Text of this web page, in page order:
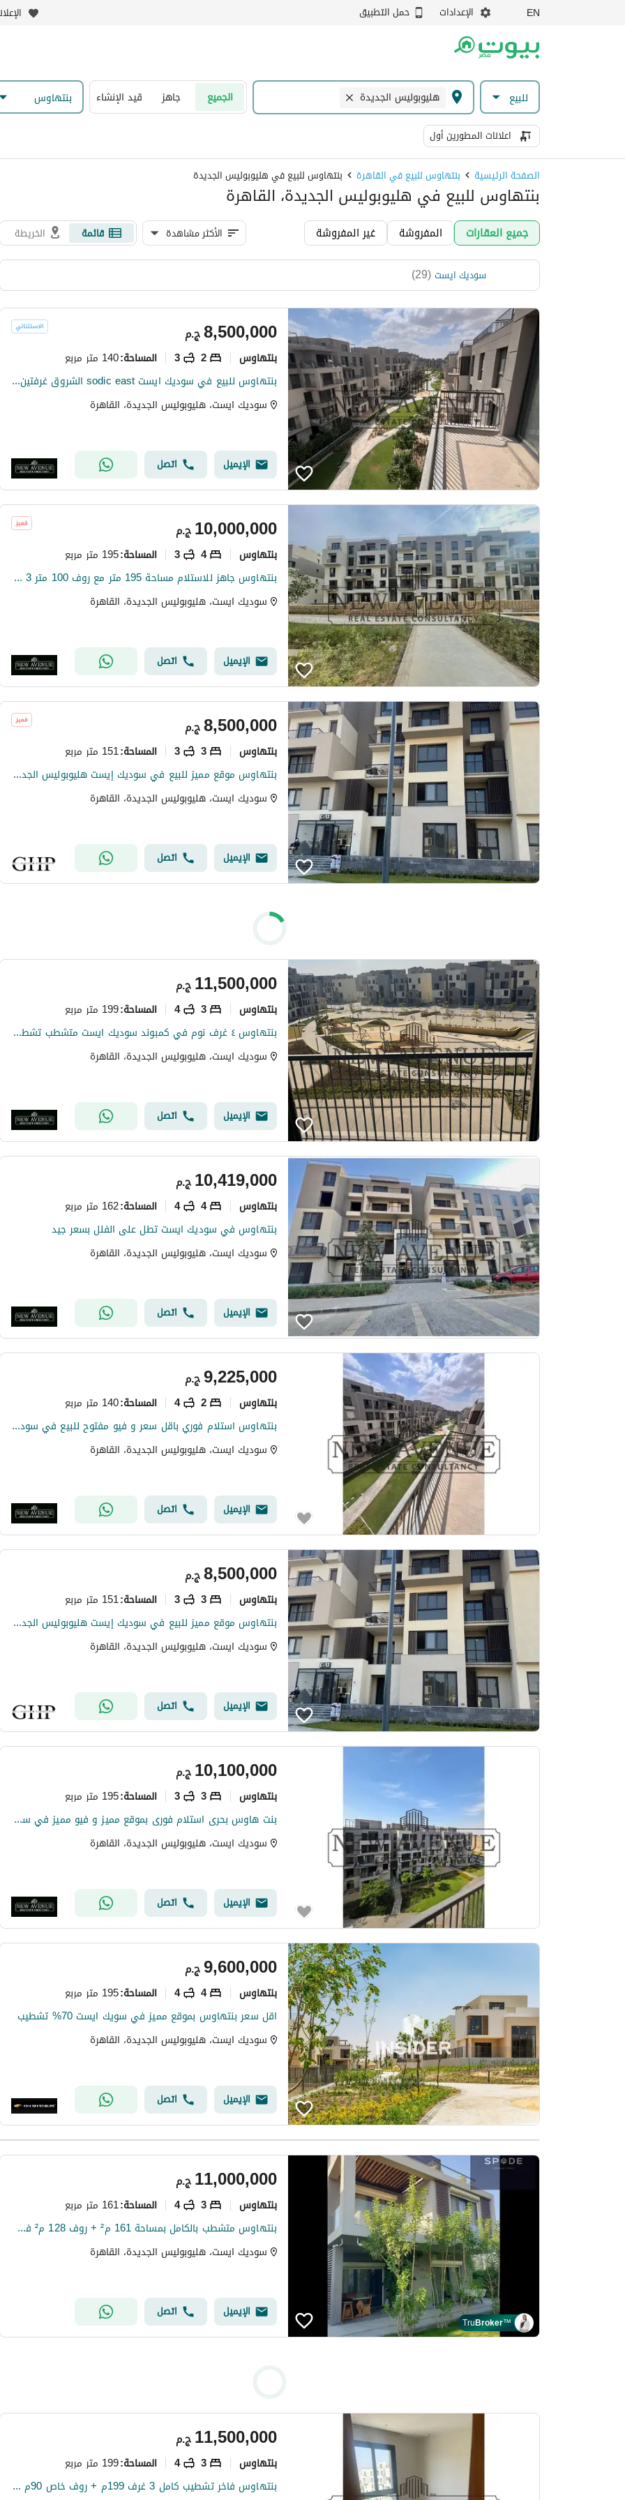
EN الإعدادات حمل التطبيق
للبيع هليوبوليس الجديدة الجميع جاهز قيد الإنشاء بنتهاوس
اعلانات المطورين أول
الصفحة الرئيسية بنتهاوس للبيع في القاهرة بنتهاوس للبيع في هليوبوليس الجديدة
بنتهاوس للبيع في هليوبوليس الجديدة، القاهرة
جميع العقارات المفروشة غير المفروشة الأكثر مشاهدة قائمة الخريطة
سوديك ايست(
29
)
ج.م8,500,000
بنتهاوس 2
3 المساحة:140 متر مربع
بنتهاوس للبيع في سوديك ايست sodic east الشروق غرفتين استلام فوري يطل علي لاندسكيب بدون تشطيب سعر شامل النادي
سوديك ايست، هليوبوليس الجديدة، القاهرة
الإيميل اتصل
ج.م10,000,000
بنتهاوس 4
3 المساحة:195 متر مربع
بنتهاوس جاهز للاستلام مساحة 195 متر مع روف 100 متر 3 غرف نوم وليفينج بموقع مميز وأفضل سعر بالمنطقة في أزاليا سوديك إيست Azalia Sodic East
سوديك ايست، هليوبوليس الجديدة، القاهرة
الإيميل اتصل
ج.م8,500,000
بنتهاوس 3
3 المساحة:151 متر مربع
بنتهاوس موقع مميز للبيع في سوديك إيست هليوبوليس الجديدة Sodic East New Heliopolis
سوديك ايست، هليوبوليس الجديدة، القاهرة
الإيميل اتصل
ج.م11,500,000
بنتهاوس 3
4 المساحة:199 متر مربع
بنتهاوس ٤ غرف نوم في كمبوند سوديك ايست متشطب تشطيب فاخر جاهز للسكن بفيو مفتوح و موقع مميز
سوديك ايست، هليوبوليس الجديدة، القاهرة
الإيميل اتصل
ج.م10,419,000
بنتهاوس 4
4 المساحة:162 متر مربع
بنتهاوس في سوديك ايست تطل على الفلل بسعر جيد
سوديك ايست، هليوبوليس الجديدة، القاهرة
الإيميل اتصل
ج.م9,225,000
بنتهاوس 2
4 المساحة:140 متر مربع
بنتهاوس استلام فوري باقل سعر و فيو مفتوح للبيع في سوديك ايست Sodic East
سوديك ايست، هليوبوليس الجديدة، القاهرة
الإيميل اتصل
ج.م8,500,000
بنتهاوس 3
3 المساحة:151 متر مربع
بنتهاوس موقع مميز للبيع في سوديك إيست هليوبوليس الجديدة Sodic East New Heliopolis
سوديك ايست، هليوبوليس الجديدة، القاهرة
الإيميل اتصل
ج.م10,100,000
بنتهاوس 3
3 المساحة:195 متر مربع
بنت هاوس بحرى استلام فورى بموقع مميز و فيو مميز في سوديك ايست - sodic east
سوديك ايست، هليوبوليس الجديدة، القاهرة
الإيميل اتصل
ج.م9,600,000
بنتهاوس 4
4 المساحة:195 متر مربع
اقل سعر بنتهاوس بموقع مميز في سويك ايست 70% تشطيب
سوديك ايست، هليوبوليس الجديدة، القاهرة
الإيميل اتصل
TruBroker™
ج.م11,000,000
بنتهاوس 3
4 المساحة:161 متر مربع
بنتهاوس متشطب بالكامل بمساحة 161 م² + روف 128 م² في سوديك إيست
سوديك ايست، هليوبوليس الجديدة، القاهرة
الإيميل اتصل
ج.م11,500,000
بنتهاوس 3
4 المساحة:199 متر مربع
بنتهاوس فاخر تشطيب كامل 3 غرف 199م + روف خاص 90م موقع مميز جدًا سوديك إيست أزاليا